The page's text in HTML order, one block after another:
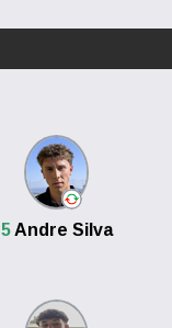
5Andre Silva